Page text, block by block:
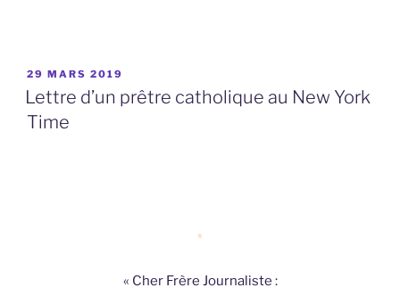
PUBLIÉ
LE
29 MARS 2019
Lettre d’un prêtre catholique au New York
Time
*
« Cher Frère Journaliste :